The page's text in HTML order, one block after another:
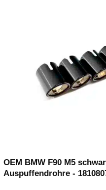
OEM BMW F90 M5
Auspuffendrohre -